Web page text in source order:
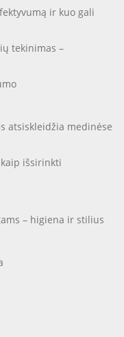
ir kuo gali
tekinimas –
atsiskleidžia medinėse
išsirinkti
– higiena ir stilius